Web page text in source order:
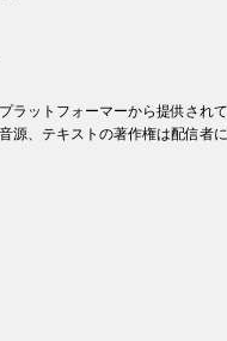
ラットフォーマーから提供されて
源、テキストの著作権は配信者に